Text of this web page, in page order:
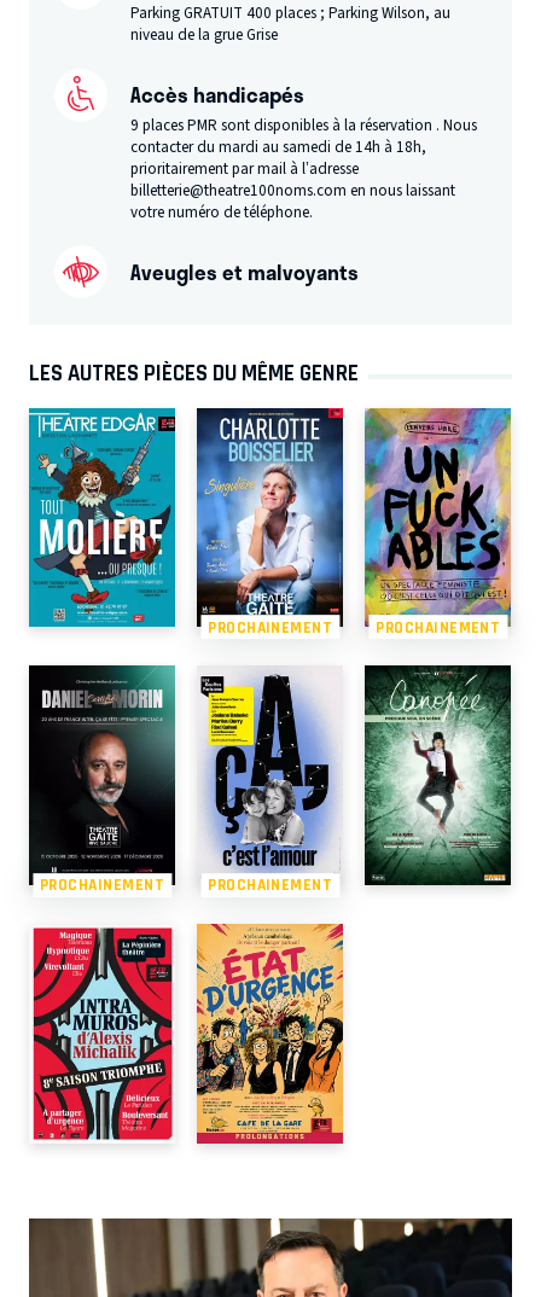
Parking GRATUIT 400 places ; Parking Wilson, au
niveau de la grue Grise
Accès handicapés
9 places PMR sont disponibles à la réservation . Nous
contacter du mardi au samedi de 14h à 18h,
prioritairement par mail à l’adresse
billetterie@theatre100noms.com en nous laissant
votre numéro de téléphone.
Aveugles et malvoyants
LES AUTRES PIÈCES DU MÊME GENRE
PROCHAINEMENT PROCHAINEMENT
PROCHAINEMENT PROCHAINEMENT